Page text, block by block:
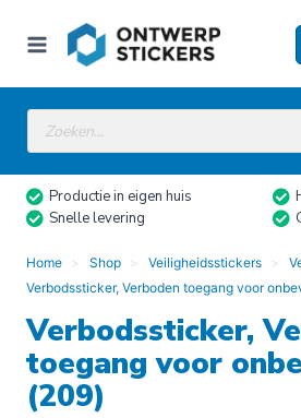
naar
Producten
zoeken
Productie in eigen huis
Snelle levering
Home Shop Veiligheidsstickers
Verbodssticker, Verboden toegang voor
Verbodssticker,
toegang voor
(209)